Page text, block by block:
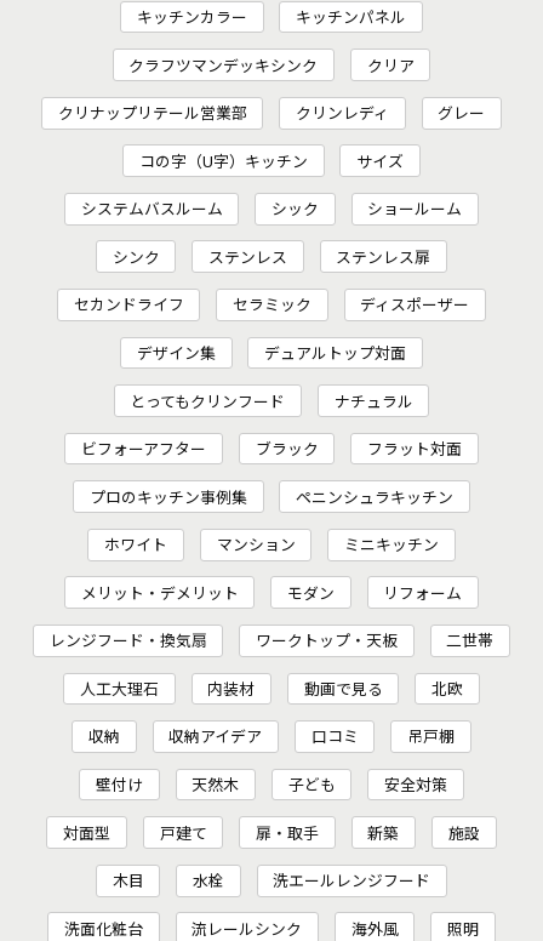
キッチンカラー キッチンパネル
クラフツマンデッキシンク クリア
クリナップリテール営業部 クリンレディ グレー
コの字（U字）キッチン サイズ
システムバスルーム シック ショールーム
シンク ステンレス ステンレス扉
セカンドライフ セラミック ディスポーザー
デザイン集 デュアルトップ対面
とってもクリンフード ナチュラル
ビフォーアフター ブラック フラット対面
プロのキッチン事例集 ペニンシュラキッチン
ホワイト マンション ミニキッチン
メリット・デメリット モダン リフォーム
レンジフード・換気扇 ワークトップ・天板 二世帯
人工大理石 内装材 動画で見る 北欧
収納 収納アイデア 口コミ 吊戸棚
壁付け 天然木 子ども 安全対策
対面型 戸建て 扉・取手 新築 施設
木目 水栓 洗エールレンジフード
洗面化粧台 流レールシンク 海外風 照明